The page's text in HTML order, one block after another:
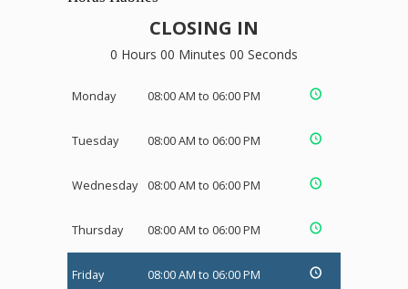
CLOSING IN
0 Hours 00 Minutes 00 Seconds
Monday 08:00 AM to 06:00 PM
Tuesday 08:00 AM to 06:00 PM
Wednesday 08:00 AM to 06:00 PM
Thursday 08:00 AM to 06:00 PM
Friday 08:00 AM to 06:00 PM